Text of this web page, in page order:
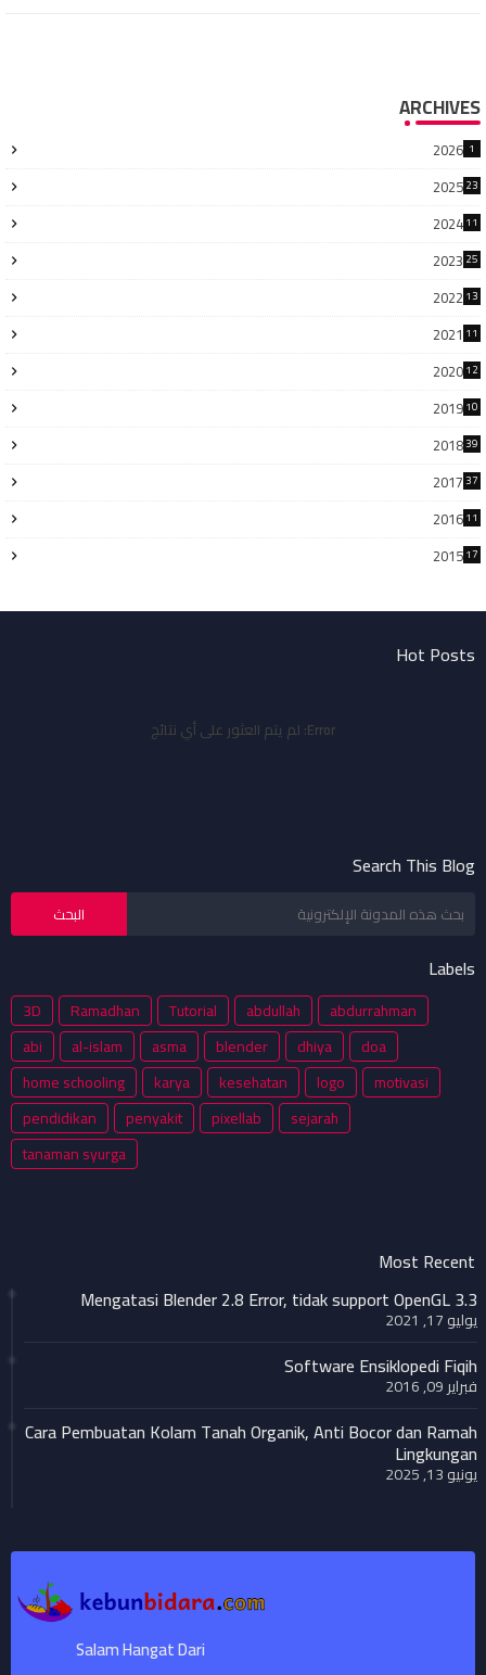
ARCHIVES
2026 1
202523
202411
2023 25
202213
2021 11
202012
201910
201839
201737
201611
201517
Hot Posts
Error: لم يتم العثور على أي نتائج
Search This Blog
Labels
3D Ramadhan Tutorial abdullah
abdurrahman
abi
al-islam asma blender dhiya
doa
home schooling
karya kesehatan logo
motivasi
pendidikan
penyakit pixellab
sejarah
tanaman syurga
Most Recent
Mengatasi Blender 2.8 Error, tidak support OpenGL 3.3
يوليو 17, 2021
Software Ensiklopedi Fiqih
فبراير 09, 2016
Cara Pembuatan Kolam Tanah Organik, Anti Bocor dan Ramah
Lingkungan
يونيو 13, 2025
Salam Hangat Dari